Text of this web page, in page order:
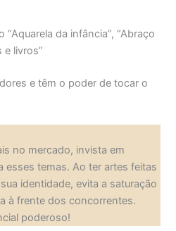
da infância”, “Abraço
e livros”
e têm o poder de tocar o
no mercado, invista em
esses temas. Ao ter artes feitas
identidade, evita a saturação
à frente dos concorrentes.
poderoso!